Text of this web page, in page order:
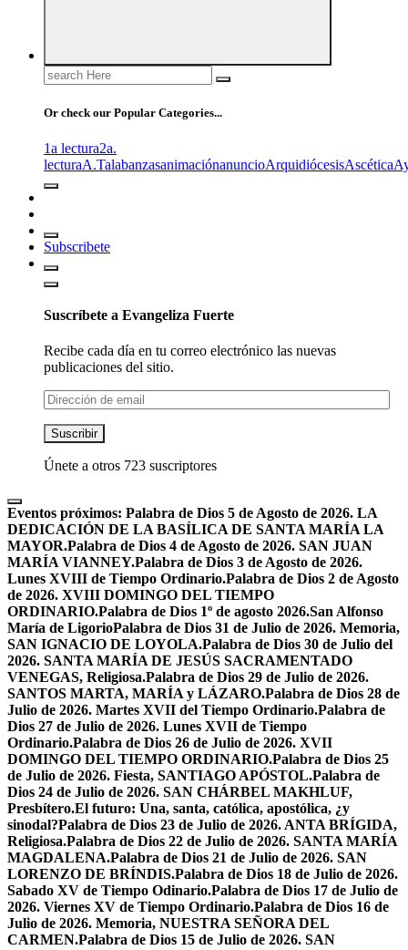
Search
for:
Or check our Popular Categories...
1a lectura2a.
lecturaA.TalabanzasanimaciónanuncioArquidiócesisAscética
Subscribete
Suscríbete a Evangeliza Fuerte
Recibe cada día en tu correo electrónico las nuevas
publicaciones del sitio.
Dirección
de
email
Suscribir
Únete a otros 723 suscriptores
Eventos próximos: Palabra de Dios 5 de Agosto de 2026. LA
DEDICACIÓN DE LA BASÍLICA DE SANTA MARÍA LA
MAYOR.Palabra de Dios 4 de Agosto de 2026. SAN JUAN
MARÍA VIANNEY.Palabra de Dios 3 de Agosto de 2026.
Lunes XVIII de Tiempo Ordinario.Palabra de Dios 2 de Agosto
de 2026. XVIII DOMINGO DEL TIEMPO
ORDINARIO.Palabra de Dios 1º de agosto 2026.San Alfonso
María de LigorioPalabra de Dios 31 de Julio de 2026. Memoria,
SAN IGNACIO DE LOYOLA.Palabra de Dios 30 de Julio del
2026. SANTA MARÍA DE JESÚS SACRAMENTADO
VENEGAS, Religiosa.Palabra de Dios 29 de Julio de 2026.
SANTOS MARTA, MARÍA y LÁZARO.Palabra de Dios 28 de
Julio de 2026. Martes XVII del Tiempo Ordinario.Palabra de
Dios 27 de Julio de 2026. Lunes XVII de Tiempo
Ordinario.Palabra de Dios 26 de Julio de 2026. XVII
DOMINGO DEL TIEMPO ORDINARIO.Palabra de Dios 25
de Julio de 2026. Fiesta, SANTIAGO APÓSTOL.Palabra de
Dios 24 de Julio de 2026. SAN CHÁRBEL MAKHLUF,
Presbítero.El futuro: Una, santa, católica, apostólica, ¿y
sinodal?Palabra de Dios 23 de Julio de 2026. ANTA BRÍGIDA,
Religiosa.Palabra de Dios 22 de Julio de 2026. SANTA MARÍA
MAGDALENA.Palabra de Dios 21 de Julio de 2026. SAN
LORENZO DE BRÍNDIS.Palabra de Dios 18 de Julio de 2026.
Sabado XV de Tiempo Odinario.Palabra de Dios 17 de Julio de
2026. Viernes XV de Tiempo Ordinario.Palabra de Dios 16 de
Julio de 2026. Memoria, NUESTRA SEÑORA DEL
CARMEN.Palabra de Dios 15 de Julio de 2026. SAN